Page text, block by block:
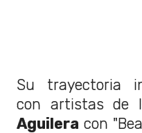
Su trayectoria
con artistas de
Aguilera con